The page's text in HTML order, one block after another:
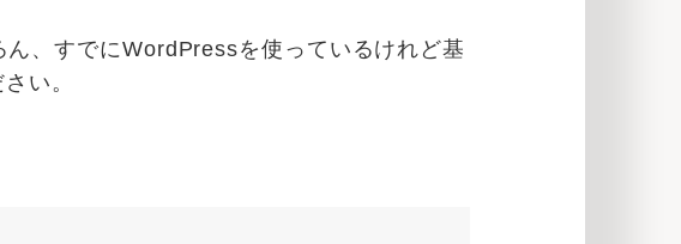
、すでにWordPressを使っているけれど基
い。